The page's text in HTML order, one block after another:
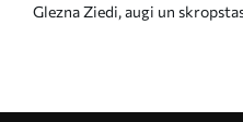
Glezna Ziedi, augi un